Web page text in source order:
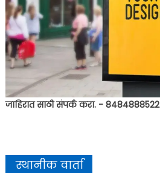
जाहिरात साठी संपर्क करा. - 8484888522
स्थानीक वार्ता